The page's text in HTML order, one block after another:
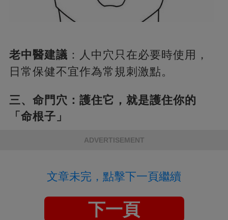
老中醫建議 ：人中穴只在必要時使用，
日常保健不宜作為常規刺激點。
三、命門穴：護住它，就是護住你的
「命根子」
ADVERTISEMENT
文章未完，點擊下一頁繼續
下一頁